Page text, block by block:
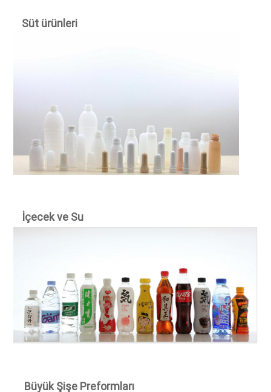
Süt ürünleri
İçecek ve Su
Büyük Şişe Preformları